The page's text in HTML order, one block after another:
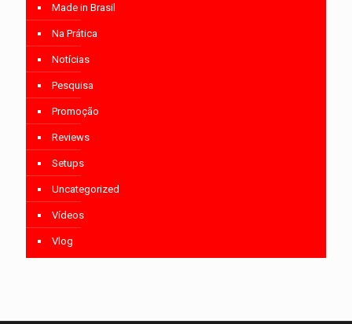
Made in Brasil
Na Prática
Notícias
Pesquisa
Promoção
Reviews
Setups
Uncategorized
Vídeos
Vlog